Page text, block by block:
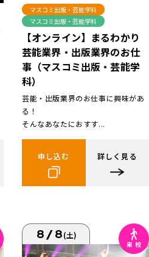
マスコミ出版・芸能学科
マスコミ出版・芸能学科
【オンライン】まるわかり
芸能業界・出版業界のお仕
事（マスコミ出版・芸能学
科）
芸能・出版業界のお仕事に興味があ
る！
そんなあなたにおすす...
申し込む 詳しく見る
8/8(土)